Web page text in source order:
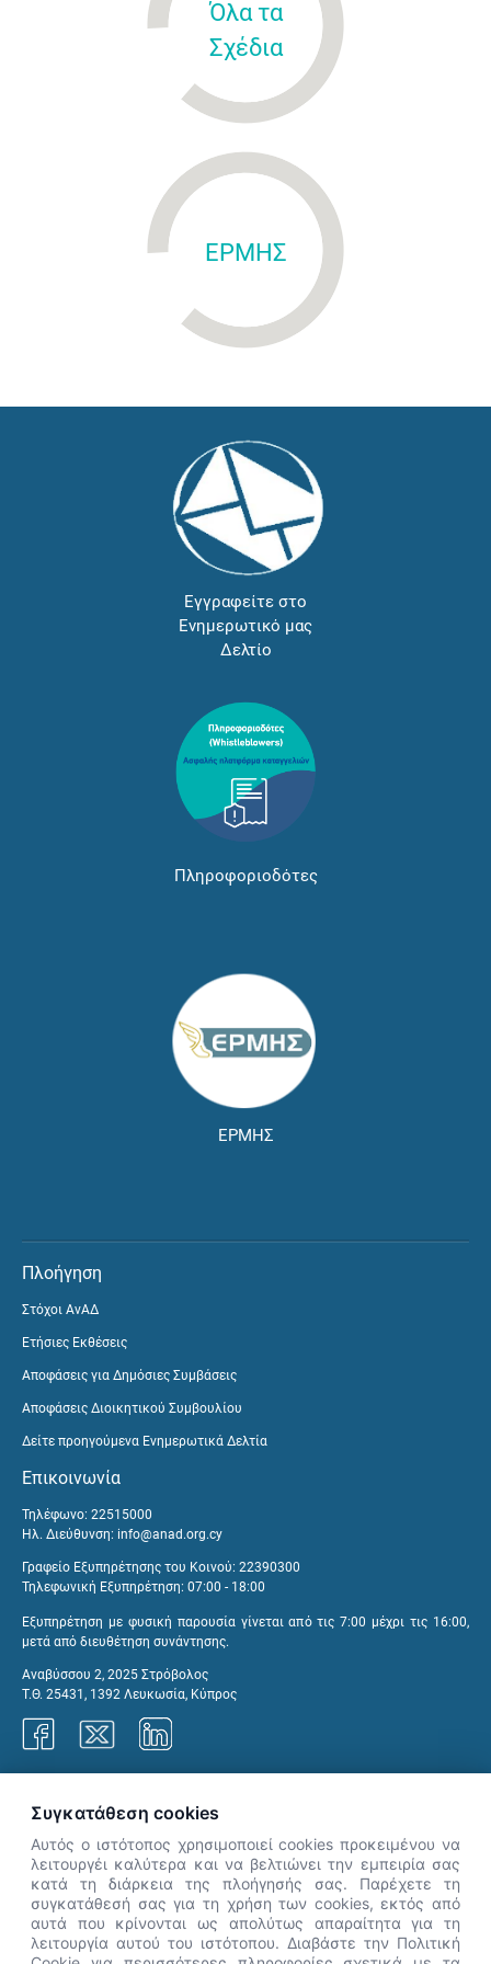
Όλα τα
Σχέδια
ΕΡΜΗΣ
Εγγραφείτε στο
Ενημερωτικό μας
Δελτίο
Πληροφοριοδότες
ΕΡΜΗΣ
Πλοήγηση
Στόχοι ΑνΑΔ
Ετήσιες Εκθέσεις
Αποφάσεις για Δημόσιες Συμβάσεις
Αποφάσεις Διοικητικού Συμβουλίου
Δείτε προηγούμενα Ενημερωτικά Δελτία
Επικοινωνία
Τηλέφωνο: 22515000
Ηλ. Διεύθυνση: info@anad.org.cy
Γραφείο Εξυπηρέτησης του Κοινού: 22390300
Τηλεφωνική Εξυπηρέτηση: 07:00 - 18:00
Εξυπηρέτηση με φυσική παρουσία γίνεται από τις 7:00 μέχρι τις 16:00,
μετά από διευθέτηση συνάντησης.
Αναβύσσου 2, 2025 Στρόβολος
Τ.Θ. 25431, 1392 Λευκωσία, Κύπρος
👋 Καλώς ήρθες! Είμαι η Νόησις.
Πες μου πώς μπορώ να σε βοηθήσω
Συγκατάθεση cookies
Αυτός ο ιστότοπος χρησιμοποιεί cookies προκειμένου να
λειτουργέι καλύτερα και να βελτιώνει την εμπειρία σας
κατά τη διάρκεια της πλοήγησής σας. Παρέχετε τη
συγκατάθεσή σας για τη χρήση των cookies, εκτός από
αυτά που κρίνονται ως απολύτως απαραίτητα για τη
λειτουργία αυτού του ιστότοπου. Διαβάστε την Πολιτική